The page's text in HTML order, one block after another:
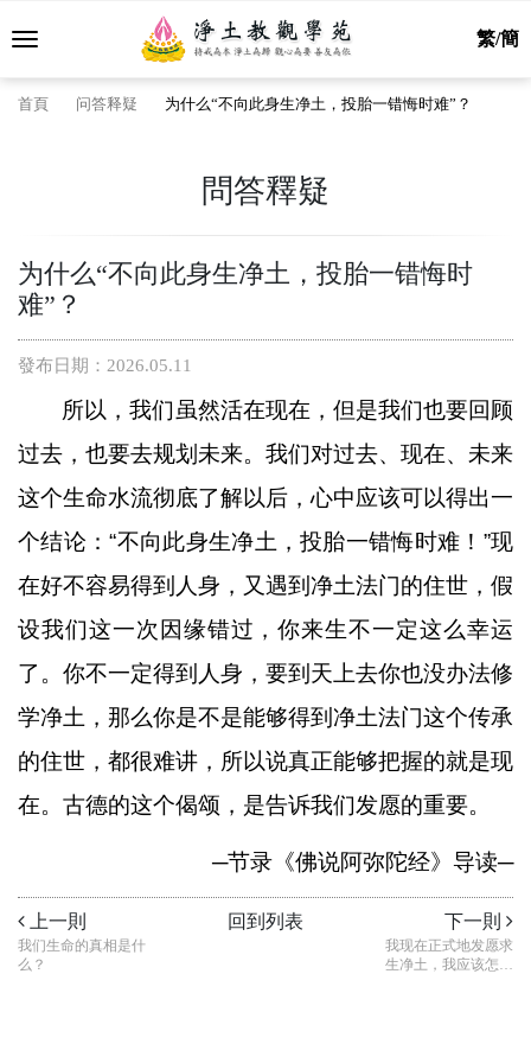
繁/簡
首頁 问答释疑 为什么“不向此身生净土，投胎一错悔时难”？
問答釋疑
为什么“不向此身生净土，投胎一错悔时
难”？
發布日期：2026.05.11
所以，我们虽然活在现在，但是我们也要回顾
过去，也要去规划未来。我们对过去、现在、未来
这个生命水流彻底了解以后，心中应该可以得出一
个结论：“不向此身生净土，投胎一错悔时难！ ”现
在好不容易得到人身，又遇到净土法门的住世，假
设我们这一次因缘错过，你来生不一定这么幸运
了。你不一定得到人身，要到天上去你也没办法修
学净土，那么你是不是能够得到净土法门这个传承
的住世，都很难讲，所以说真正能够把握的就是现
在。古德的这个偈颂，是告诉我们发愿的重要。
─节录《佛说阿弥陀经》导读─
上一則
我们生命的真相是什
么？
回到列表 下一則
我现在正式地发愿求
生净土，我应该怎么